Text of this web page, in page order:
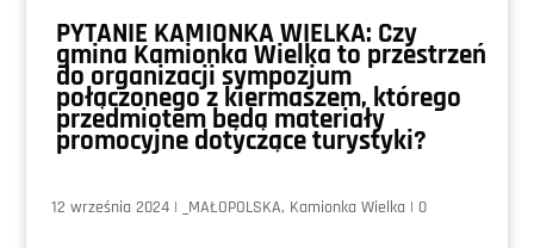
PYTANIE KAMIONKA WIELKA: Czy
gmina Kamionka Wielka to przestrzeń
do organizacji sympozjum
połączonego z kiermaszem, którego
przedmiotem będą materiały
promocyjne dotyczące turystyki?
12 września 2024| _MAŁOPOLSKA, Kamionka Wielka | 0